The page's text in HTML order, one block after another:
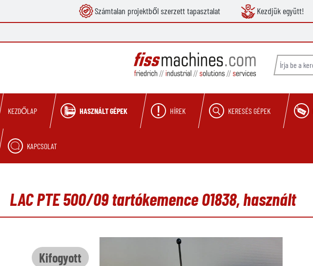
Ugrás a fő navigációhozSzámtalan projektből szerzett tapasztalat Kezdjük együtt!
KEZDŐLAP HASZNÁLT GÉPEK HÍREK KERESÉS GÉPEK
KAPCSOLAT
LAC PTE 500/09 tartókemence O1838, használt
Kifogyott